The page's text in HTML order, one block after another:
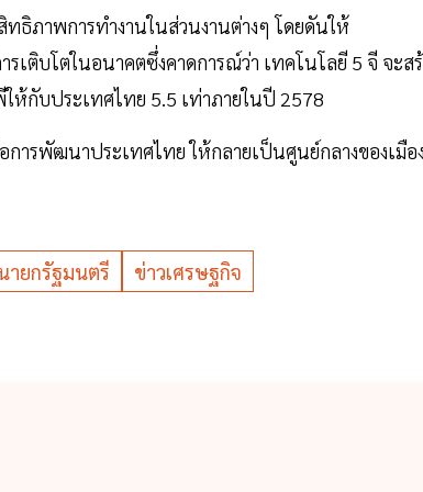
ธิภาพการทำงานในส่วนงานต่างๆ โดยดันให้
ติบโตในอนาคตซึ่งคาดการณ์ว่า เทคโนโลยี 5 จี จะสร้
ห้กับประเทศไทย 5.5 เท่าภายในปี 2578
ารพัฒนาประเทศไทย ให้กลายเป็นศูนย์กลางของเมือ
ายกรัฐมนตรี
ข่าวเศรษฐกิจ